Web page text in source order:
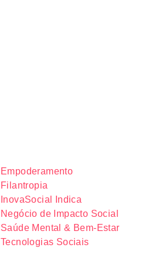
Empoderamento
Filantropia
InovaSocial Indica
Negócio de Impacto Social
Saúde Mental & Bem-Estar
Tecnologias Sociais